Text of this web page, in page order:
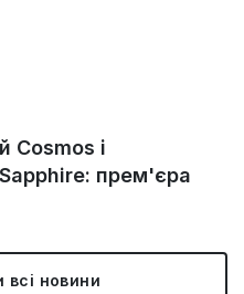
Cosmos і
прем'єра
всі новини